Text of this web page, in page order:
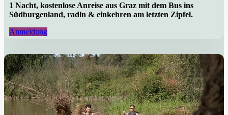
1 Nacht, kostenlose Anreise aus Graz mit dem Bus ins
Südburgenland, radln & einkehren am letzten Zipfel.
Anmeldung